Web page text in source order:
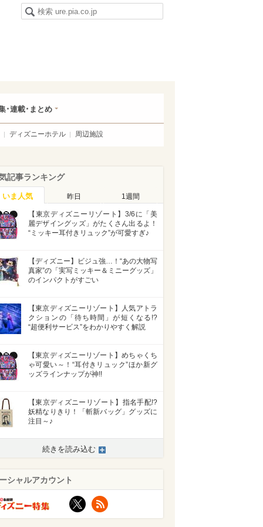
･連載･まとめ
ディズニーホテル 周辺施設
記事ランキング
いま人気 昨日 1週間
【東京ディズニーリゾート】3/6に「美
麗デザイングッズ」がたくさん出るよ！
“ミッキー耳付きリュック”が可愛すぎ♪
【ディズニー】ビジュ強…！“あの大物写
真家”の「実写ミッキー＆ミニーグッズ」
のインパクトがすごい
【東京ディズニーリゾート】人気アトラ
クションの「待ち時間」が短くなる!?
“超便利サービス”をわかりやすく解説
【東京ディズニーリゾート】めちゃくち
ゃ可愛い～！“耳付きリュック”ほか新グ
ッズラインナップが神!!
【東京ディズニーリゾート】指名手配!?
妖精なりきり！「斬新バッグ」グッズに
注目～♪
続きを読み込む
シャルアカウント
X